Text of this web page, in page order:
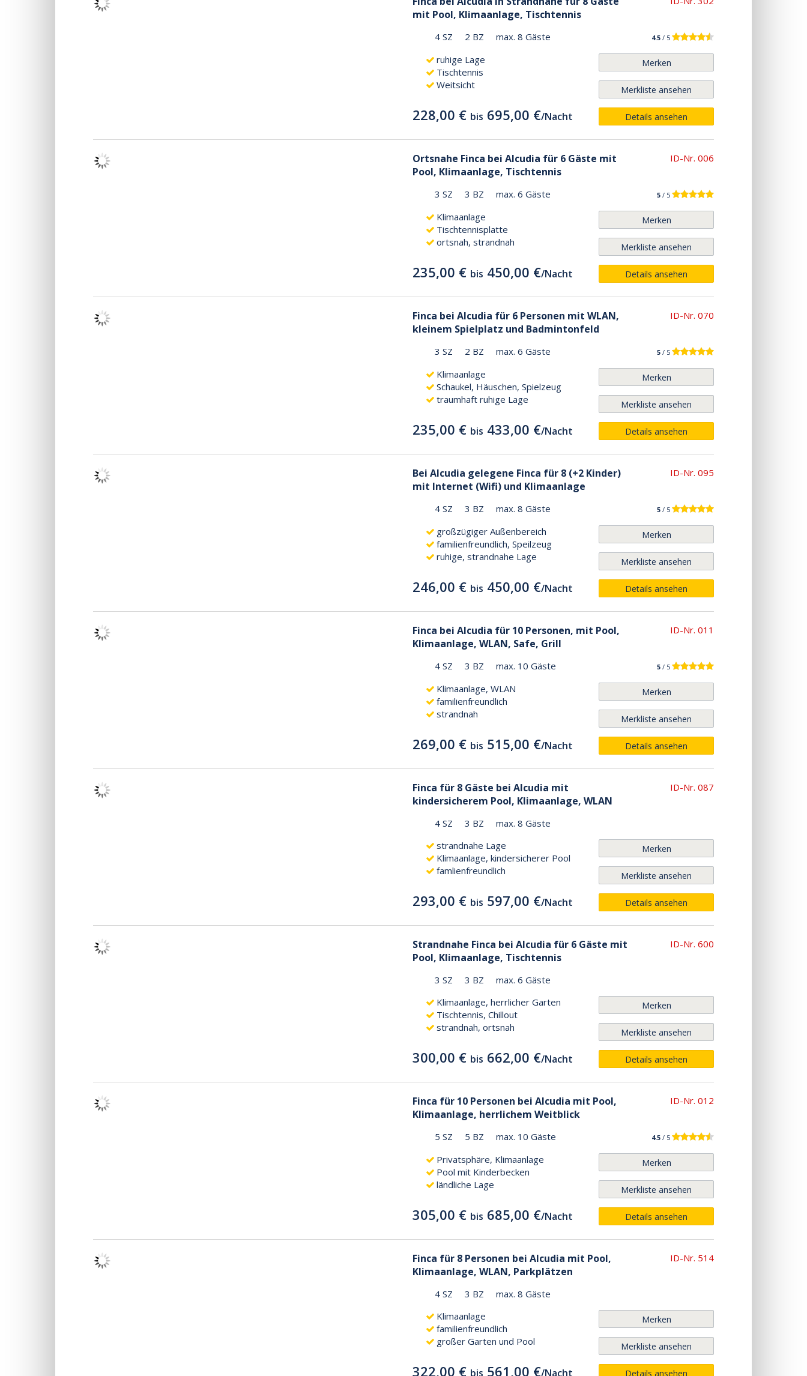
mit Pool, Klimaanlage, Tischtennis
4 SZ 2 BZ max. 8 Gäste 4.5 / 5
ruhige Lage
Tischtennis
Weitsicht
228,00 € bis 695,00 €/Nacht
Merken
Merkliste ansehen
Details ansehen
Ortsnahe Finca bei Alcudia für 6 Gäste mit
Pool, Klimaanlage, Tischtennis
ID-Nr. 006
3 SZ 3 BZ max. 6 Gäste 5 / 5
Klimaanlage
Tischtennisplatte
ortsnah, strandnah
235,00 € bis 450,00 €/Nacht
Merken
Merkliste ansehen
Details ansehen
Finca bei Alcudia für 6 Personen mit WLAN,
kleinem Spielplatz und Badmintonfeld
ID-Nr. 070
3 SZ 2 BZ max. 6 Gäste 5 / 5
Klimaanlage
Schaukel, Häuschen, Spielzeug
traumhaft ruhige Lage
235,00 € bis 433,00 €/Nacht
Merken
Merkliste ansehen
Details ansehen
Bei Alcudia gelegene Finca für 8 (+2 Kinder)
mit Internet (Wifi) und Klimaanlage
ID-Nr. 095
4 SZ 3 BZ max. 8 Gäste 5 / 5
großzügiger Außenbereich
familienfreundlich, Speilzeug
ruhige, strandnahe Lage
246,00 € bis 450,00 €/Nacht
Merken
Merkliste ansehen
Details ansehen
Finca bei Alcudia für 10 Personen, mit Pool,
Klimaanlage, WLAN, Safe, Grill
ID-Nr. 011
4 SZ 3 BZ max. 10 Gäste 5 / 5
Klimaanlage, WLAN
familienfreundlich
strandnah
269,00 € bis 515,00 €/Nacht
Merken
Merkliste ansehen
Details ansehen
Finca für 8 Gäste bei Alcudia mit
kindersicherem Pool, Klimaanlage, WLAN
ID-Nr. 087
4 SZ 3 BZ
max. 8 Gäste
strandnahe Lage
Klimaanlage, kindersicherer Pool
famlienfreundlich
293,00 € bis 597,00 €/Nacht
Merken
Merkliste ansehen
Details ansehen
Strandnahe Finca bei Alcudia für 6 Gäste mit
Pool, Klimaanlage, Tischtennis
ID-Nr. 600
3 SZ 3 BZ
max. 6 Gäste
Klimaanlage, herrlicher Garten
Tischtennis, Chillout
strandnah, ortsnah
300,00 € bis 662,00 €/Nacht
Merken
Merkliste ansehen
Details ansehen
Finca für 10 Personen bei Alcudia mit Pool,
Klimaanlage, herrlichem Weitblick
ID-Nr. 012
5 SZ 5 BZ max. 10 Gäste 4.5 / 5
Privatsphäre, Klimaanlage
Pool mit Kinderbecken
ländliche Lage
305,00 € bis 685,00 €/Nacht
Merken
Merkliste ansehen
Details ansehen
Finca für 8 Personen bei Alcudia mit Pool,
Klimaanlage, WLAN, Parkplätzen
ID-Nr. 514
4 SZ 3 BZ
max. 8 Gäste
Klimaanlage
familienfreundlich
großer Garten und Pool
322,00 € bis 561,00 €/Nacht
Merken
Merkliste ansehen
Details ansehen